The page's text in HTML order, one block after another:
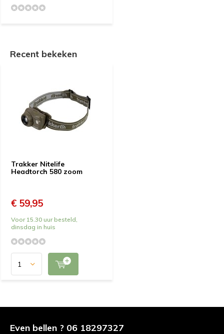
Recent bekeken
Trakker Nitelife
Headtorch 580 zoom
€ 59,95
Voor 15.30 uur besteld,
dinsdag in huis
Even bellen ? 06 18297327